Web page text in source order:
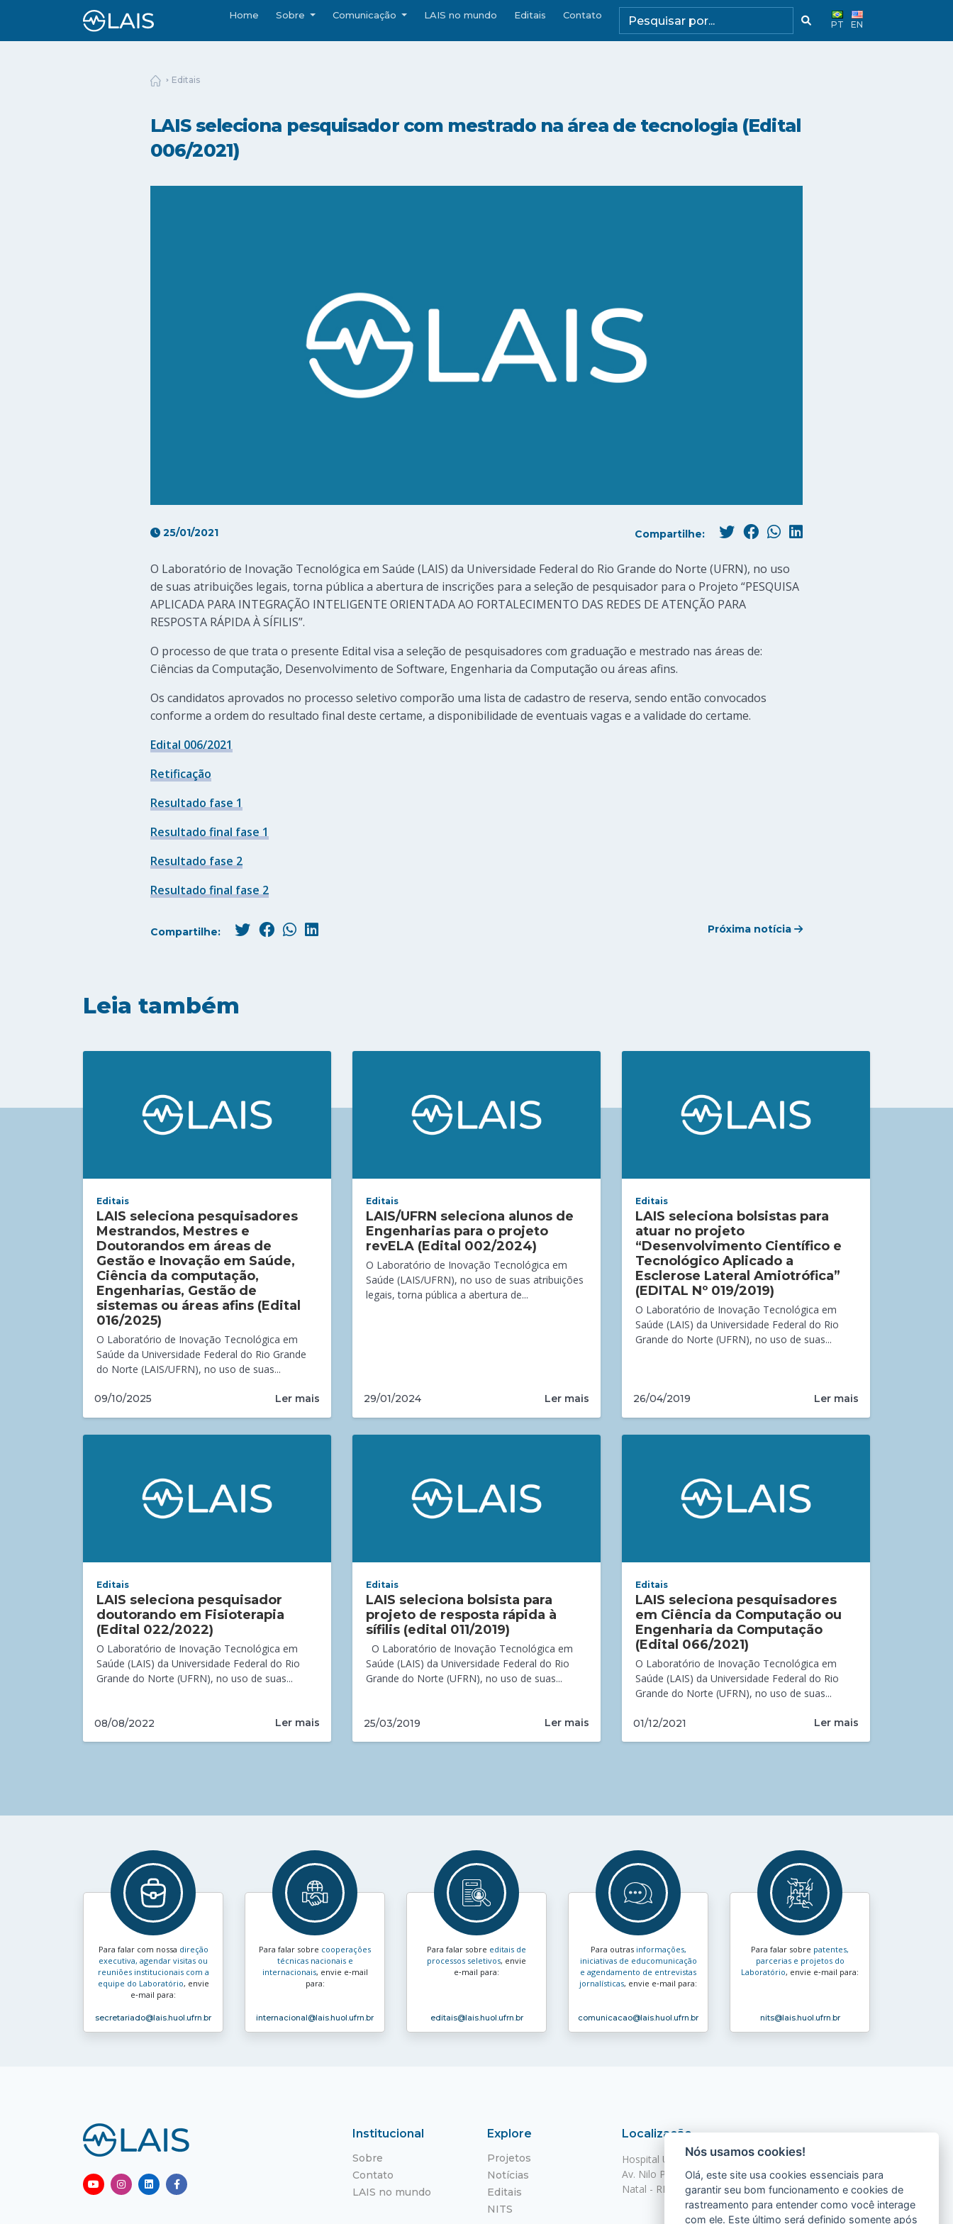
Home Sobre Comunicação LAIS no mundo Editais Contato
PT EN
Editais
LAIS seleciona pesquisador com mestrado na área de tecnologia (Edital
006/2021)
25/01/2021 Compartilhe:
O Laboratório de Inovação Tecnológica em Saúde (LAIS) da Universidade Federal do Rio Grande do Norte (UFRN), no uso
de suas atribuições legais, torna pública a abertura de inscrições para a seleção de pesquisador para o Projeto “PESQUISA
APLICADA PARA INTEGRAÇÃO INTELIGENTE ORIENTADA AO FORTALECIMENTO DAS REDES DE ATENÇÃO PARA
RESPOSTA RÁPIDA À SÍFILIS”.
O processo de que trata o presente Edital visa a seleção de pesquisadores com graduação e mestrado nas áreas de:
Ciências da Computação, Desenvolvimento de Software, Engenharia da Computação ou áreas afins.
Os candidatos aprovados no processo seletivo comporão uma lista de cadastro de reserva, sendo então convocados
conforme a ordem do resultado final deste certame, a disponibilidade de eventuais vagas e a validade do certame.
Edital 006/2021
Retificação
Resultado fase 1
Resultado final fase 1
Resultado fase 2
Resultado final fase 2
Compartilhe: Próxima notícia
Leia também
Editais
LAIS seleciona pesquisadores
Mestrandos, Mestres e
Doutorandos em áreas de
Gestão e Inovação em Saúde,
Ciência da computação,
Engenharias, Gestão de
sistemas ou áreas afins (Edital
016/2025)
O Laboratório de Inovação Tecnológica em
Saúde da Universidade Federal do Rio Grande
do Norte (LAIS/UFRN), no uso de suas...
09/10/2025 Ler mais
Editais
LAIS/UFRN seleciona alunos de
Engenharias para o projeto
revELA (Edital 002/2024)
O Laboratório de Inovação Tecnológica em
Saúde (LAIS/UFRN), no uso de suas atribuições
legais, torna pública a abertura de...
29/01/2024 Ler mais
Editais
LAIS seleciona bolsistas para
atuar no projeto
“Desenvolvimento Científico e
Tecnológico Aplicado a
Esclerose Lateral Amiotrófica”
(EDITAL Nº 019/2019)
O Laboratório de Inovação Tecnológica em
Saúde (LAIS) da Universidade Federal do Rio
Grande do Norte (UFRN), no uso de suas...
26/04/2019 Ler mais
Editais
LAIS seleciona pesquisador
doutorando em Fisioterapia
(Edital 022/2022)
O Laboratório de Inovação Tecnológica em
Saúde (LAIS) da Universidade Federal do Rio
Grande do Norte (UFRN), no uso de suas...
08/08/2022 Ler mais
Editais
LAIS seleciona bolsista para
projeto de resposta rápida à
sífilis (edital 011/2019)
O Laboratório de Inovação Tecnológica em
Saúde (LAIS) da Universidade Federal do Rio
Grande do Norte (UFRN), no uso de suas...
25/03/2019 Ler mais
Editais
LAIS seleciona pesquisadores
em Ciência da Computação ou
Engenharia da Computação
(Edital 066/2021)
O Laboratório de Inovação Tecnológica em
Saúde (LAIS) da Universidade Federal do Rio
Grande do Norte (UFRN), no uso de suas...
01/12/2021 Ler mais
Para falar com nossa direção
executiva, agendar visitas ou
reuniões institucionais com a
equipe do Laboratório, envie
e‑mail para:
secretariado@lais.huol.ufrn.br
Para falar sobre cooperações
técnicas nacionais e
internacionais, envie e‑mail
para:
internacional@lais.huol.ufrn.br
Para falar sobre editais de
processos seletivos, envie
e‑mail para:
editais@lais.huol.ufrn.br
Para outras informações,
iniciativas de educomunicação
e agendamento de entrevistas
jornalísticas, envie e‑mail para:
comunicacao@lais.huol.ufrn.br
Para falar sobre patentes,
parcerias e projetos do
Laboratório, envie e‑mail para:
nits@lais.huol.ufrn.br
Institucional
Sobre
Contato
LAIS no mundo
Explore
Projetos
Notícias
Editais
NITS
Localização
Hospital Universitário Onofre Lopes - HUOL
Av. Nilo Peçanha, 620 - Petrópolis
Natal - RN, 59012-300
Nós usamos cookies!
Olá, este site usa cookies essenciais para
garantir seu bom funcionamento e cookies de
rastreamento para entender como você interage
com ele. Este último será definido somente após